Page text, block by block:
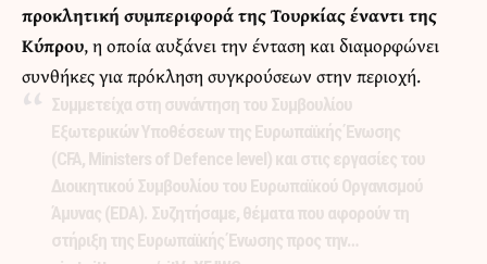
προκλητική συμπεριφορά της Τουρκίας έναντι της
Κύπρου, η οποία αυξάνει την ένταση και διαμορφώνει
συνθήκες για πρόκληση συγκρούσεων στην περιοχή.
Συμμετείχα στη συνάντηση του Συμβουλίου
Εξωτερικών Υποθέσεων της Ευρωπαϊκής Ένωσης
(CFA, Ministers of Defence level) και στις εργασίες του
Διοικητικού Συμβουλίου του Ευρωπαϊκού Οργανισμού
Άμυνας (EDA). Συζητήσαμε, θέματα που αφορούν τη
στήριξη της Ευρωπαϊκής Ένωσης προς την…